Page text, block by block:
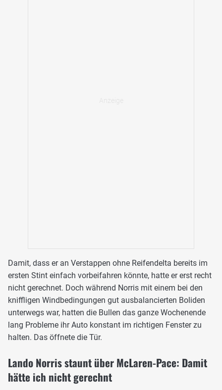
Damit, dass er an Verstappen ohne Reifendelta bereits im
ersten Stint einfach vorbeifahren könnte, hatte er erst recht
nicht gerechnet. Doch während Norris mit einem bei den
kniffligen Windbedingungen gut ausbalancierten Boliden
unterwegs war, hatten die Bullen das ganze Wochenende
lang Probleme ihr Auto konstant im richtigen Fenster zu
halten. Das öffnete die Tür.
Lando Norris staunt über McLaren-Pace: Damit
hätte ich nicht gerechnt